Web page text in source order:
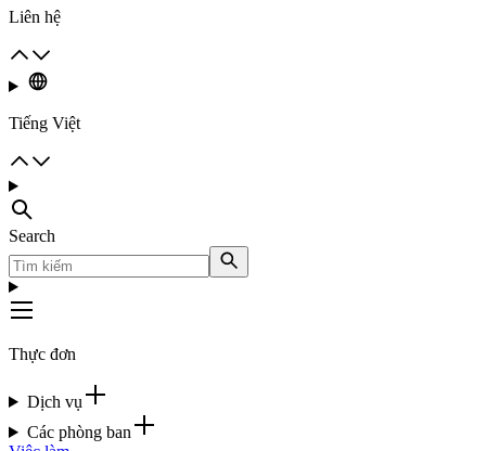
Liên hệ
Tiếng Việt
Search
Thực đơn
Dịch vụ
Các phòng ban